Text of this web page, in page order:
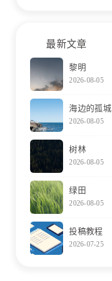
最新文章
黎明
2026-08-05
海边的孤城
2026-08-05
树林
2026-08-05
绿田
2026-08-05
投稿教程
2026-07-25